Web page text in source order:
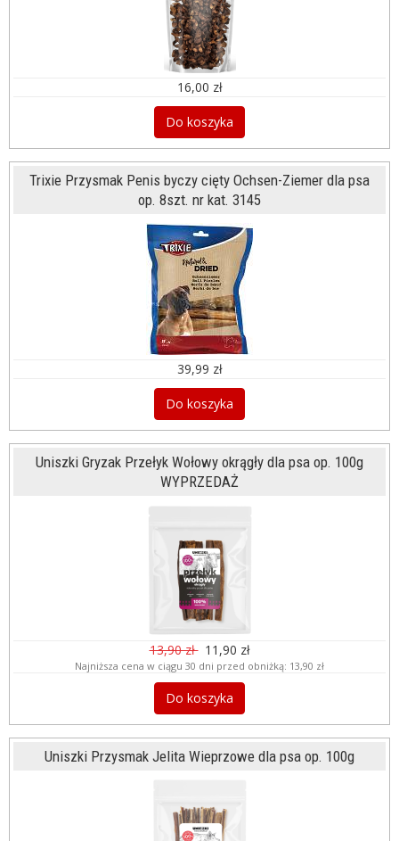
16,00 zł
Do koszyka
Trixie Przysmak Penis byczy cięty Ochsen-Ziemer dla psa
op. 8szt. nr kat. 3145
39,99 zł
Do koszyka
Uniszki Gryzak Przełyk Wołowy okrągły dla psa op. 100g
WYPRZEDAŻ
13,90 zł 11,90 zł
Najniższa cena w ciągu 30 dni przed obniżką: 13,90 zł
Do koszyka
Uniszki Przysmak Jelita Wieprzowe dla psa op. 100g